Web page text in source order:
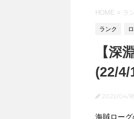
HOME > ラ
ランク
【深
(22/4/
2022/04/18
海賊ロー